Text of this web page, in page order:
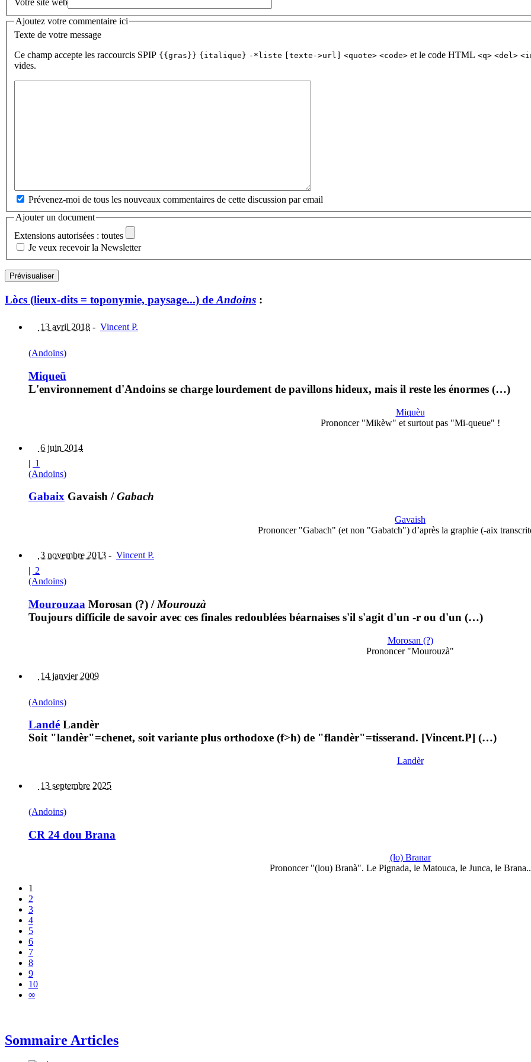
Ajoutez votre commentaire ici
Texte de votre message
Ce champ accepte les raccourcis SPIP {{gras}} {italique} -*liste [texte->url] <quote> <code> et le code HTML <q> <del>
vides.
Prévenez-moi de tous les nouveaux commentaires de cette discussion par email
Ajouter un document
Extensions autorisées : toutes
Je veux recevoir la Newsletter
Lòcs (lieux-dits = toponymie, paysage...) de Andoins :
13 avril 2018 - Vincent P.
(Andoins)
Miqueü
L'environnement d'Andoins se charge lourdement de pavillons hideux, mais il reste les énormes (…)
Miquèu
Prononcer "Mikèw" et surtout pas "Mi-queue" !
6 juin 2014
| 1
(Andoins)
Gabaix Gavaish /Gabach
Gavaish
Prononcer "Gabach" (et non "Gabatch") d’après la graphie (-aix
3 novembre 2013 - Vincent P.
| 2
(Andoins)
Mourouzaa Morosan (?) / Mourouzà
Toujours difficile de savoir avec ces finales redoublées béarnaises s'il s'agit d'un -r ou d'un (…)
Morosan (?)
Prononcer "Mourouzà"
14 janvier 2009
(Andoins)
Landé Landèr
Soit "landèr"=chenet, soit variante plus orthodoxe (f>h) de "flandèr"=tisserand. [Vincent.P] (…)
Landèr
13 septembre 2025
(Andoins)
CR 24 dou Brana
(lo) Branar
Prononcer "(lou) Branà". Le Pignada, le Matouca, le Junca, le
1
2
3
4
5
6
7
8
9
10
∞
Sommaire Articles